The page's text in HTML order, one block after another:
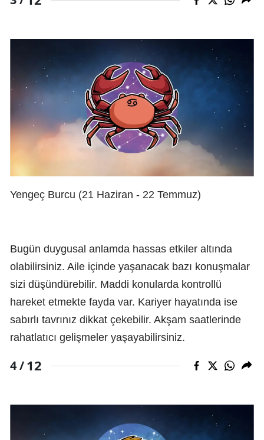
Yengeç Burcu (21 Haziran - 22 Temmuz)
Bugün duygusal anlamda hassas etkiler altında
olabilirsiniz. Aile içinde yaşanacak bazı konuşmalar
sizi düşündürebilir. Maddi konularda kontrollü
hareket etmekte fayda var. Kariyer hayatında ise
sabırlı tavrınız dikkat çekebilir. Akşam saatlerinde
rahatlatıcı gelişmeler yaşayabilirsiniz.
4 /12